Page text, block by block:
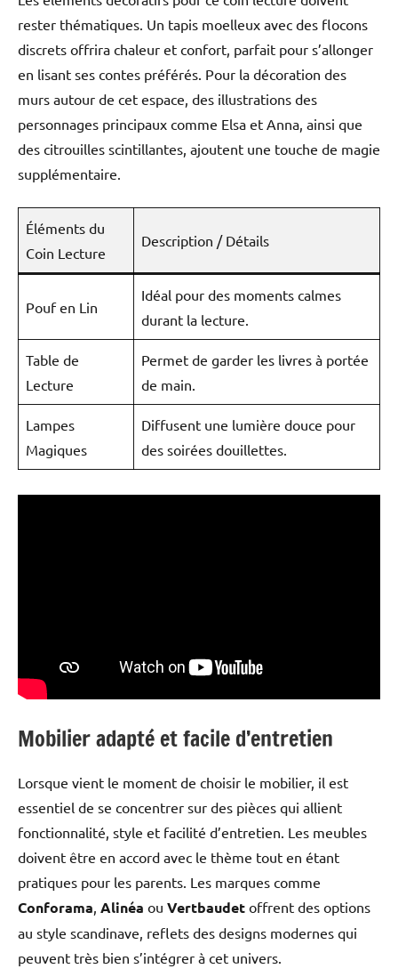
rester thématiques. Un tapis moelleux avec des flocons
discrets offrira chaleur et confort, parfait pour s’allonger
en lisant ses contes préférés. Pour la décoration des
murs autour de cet espace, des illustrations des
personnages principaux comme Elsa et Anna, ainsi que
des citrouilles scintillantes, ajoutent une touche de magie
supplémentaire.
Éléments du
Coin Lecture
Description / Détails
Pouf en Lin
Idéal pour des moments calmes
durant la lecture.
Table de
Lecture
Permet de garder les livres à portée
de main.
Lampes
Magiques
Diffusent une lumière douce pour
des soirées douillettes.
Mobilier adapté et facile d’entretien
Lorsque vient le moment de choisir le mobilier, il est
essentiel de se concentrer sur des pièces qui allient
fonctionnalité, style et facilité d’entretien. Les meubles
doivent être en accord avec le thème tout en étant
pratiques pour les parents. Les marques comme
Conforama Alinéa ou Vertbaudet offrent des options
au style scandinave, reflets des designs modernes qui
peuvent très bien s’intégrer à cet univers.